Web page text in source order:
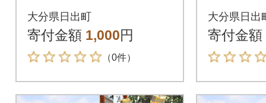
(1,000円コース)
大分県日出町
寄付金額 1,000円
（0件）
0,000円
大分県日出
寄付金額